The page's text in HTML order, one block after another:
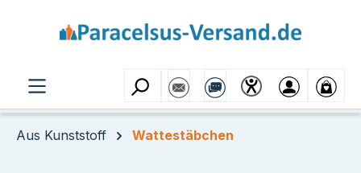
Aus Kunststoff Wattestäbchen